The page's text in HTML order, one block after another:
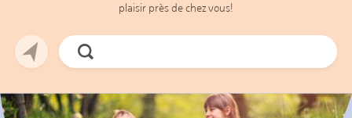
plaisir près de chez vous!
Chercher